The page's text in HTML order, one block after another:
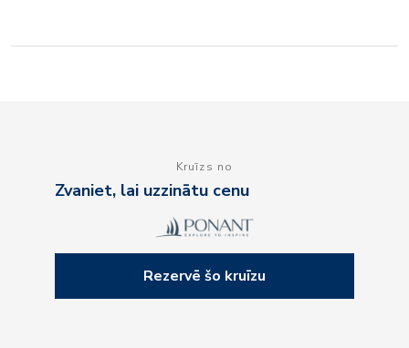
Kruīzs no
Zvaniet, lai uzzinātu cenu
Rezervē šo kruīzu